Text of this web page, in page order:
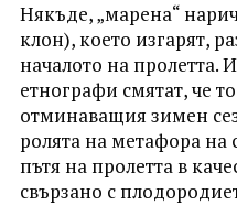
Някъде, „марена“
клон), което изгарят,
началото на пролетта.
етнографи смятат, че
отминаващия зимен
ролята на метафора на
пътя на пролетта в
свързано с